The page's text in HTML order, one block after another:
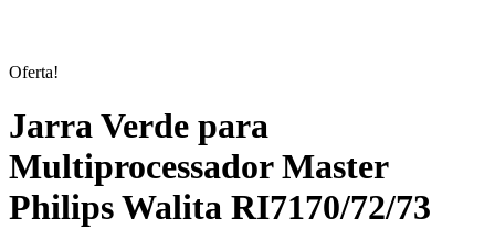
Oferta!
Jarra Verde para
Multiprocessador Master
Philips Walita RI7170/72/73